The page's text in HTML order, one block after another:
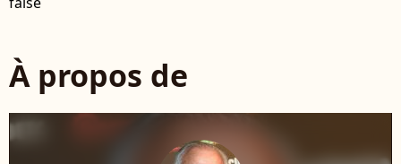
À propos de